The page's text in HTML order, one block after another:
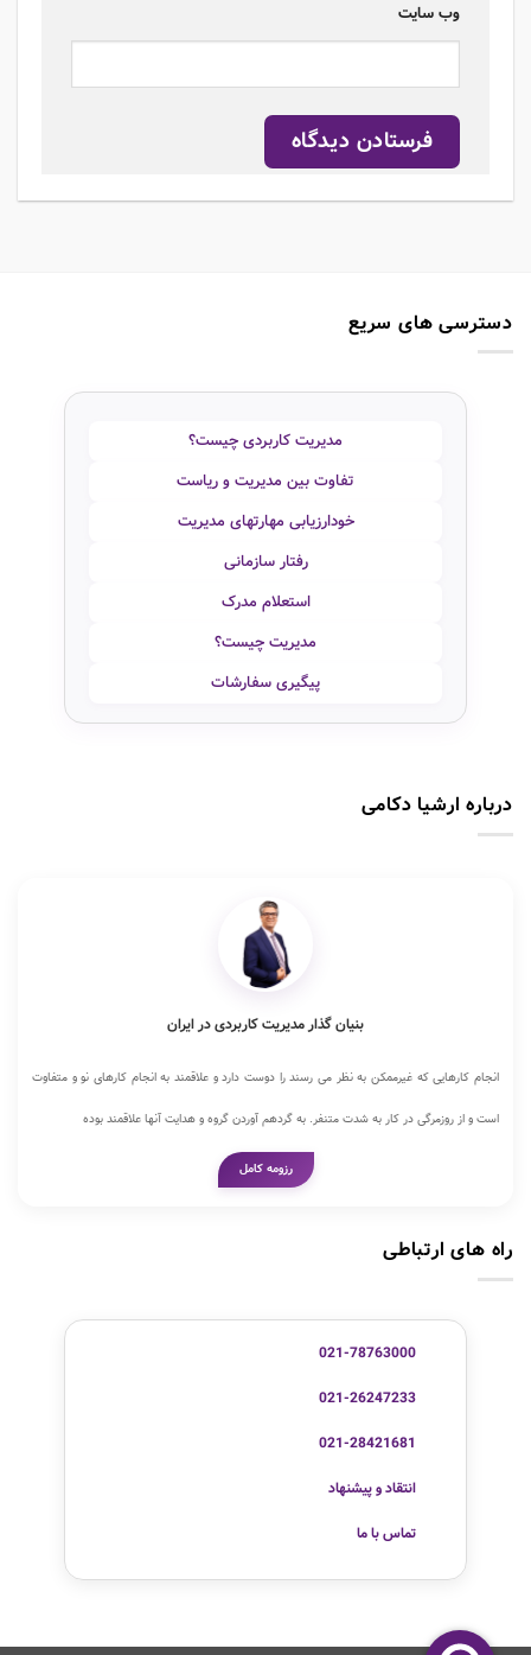
وب‌ سایت
دسترسی های سریع
مدیریت کاربردی چیست؟
تفاوت بین مدیریت و ریاست
خودارزیابی مهارتهای مدیریت
رفتار سازمانی
استعلام مدرک
مدیریت چیست؟
پیگیری سفارشات
درباره ارشیا دکامی
بنیان گذار مدیریت کاربردی در ایران
انجام کارهایی که غیرممکن به نظر می رسند را دوست دارد و علاقمند به انجام کارهای نو و متفاوت
است و از روزمرگی در کار به شدت متنفر. به گردهم آوردن گروه و هدایت آنها علاقمند بوده
رزومه کامل
راه های ارتباطی
021-78763000
021-26247233
021-28421681
انتقاد و پیشنهاد
تماس با ما